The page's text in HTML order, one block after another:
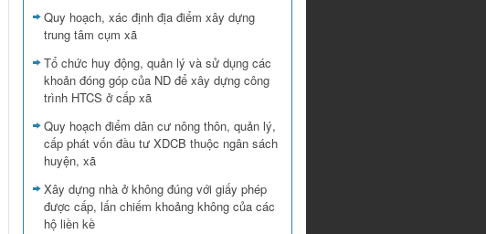
Quy hoạch, xác định địa điểm xây dựng
trung tâm cụm xã
Tổ chức huy động, quản lý và sử dụng các
khoản đóng góp của ND để xây dựng công
trình HTCS ở cấp xã
Quy hoạch điểm dân cư nông thôn, quản lý,
cấp phát vốn đầu tư XDCB thuộc ngân sách
huyện, xã
Xây dựng nhà ở không đúng với giấy phép
được cấp, lấn chiếm khoảng không của các
hộ liền kề